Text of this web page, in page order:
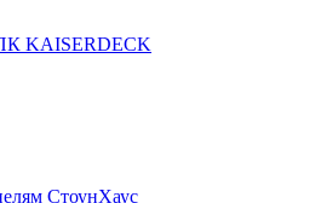
KAISERDECK
СтоунХаус